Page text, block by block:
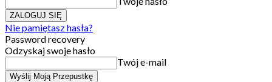
Nie pamiętasz hasła?
Password recovery
Odzyskaj swoje hasło
Twój e-mail